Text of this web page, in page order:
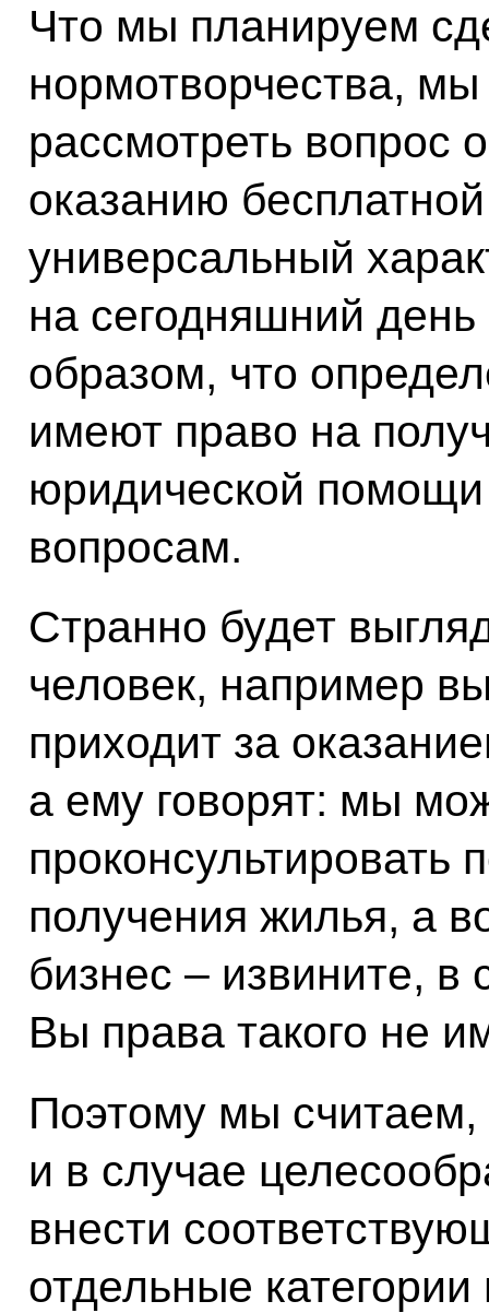
Что мы планируем
нормотворчества,
рассмотреть вопрос
оказанию
универсальный
на сегодняшний день
образом, что
имеют право на
юридической
вопросам.
Странно будет
человек, например
приходит за
а ему говорят: мы
проконсультировать
получения жилья, а
бизнес – извините, в
Вы права такого не
Поэтому мы считаем,
и в случае
внести
отдельные